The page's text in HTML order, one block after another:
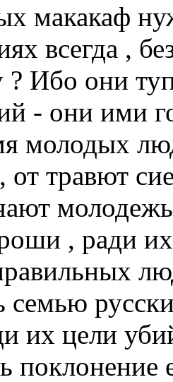
макакаф
всегда ,
Ибо они
- они ими
молодых
от травют
, ради
семью
их цели